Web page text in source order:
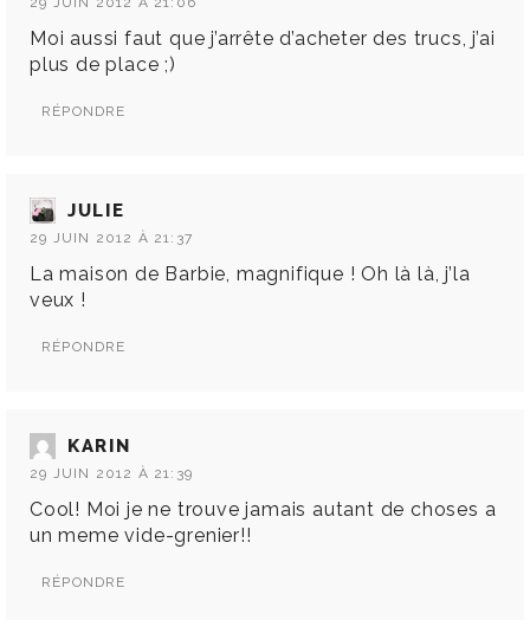
Moi aussi faut que j’arrête d’acheter des trucs, j’ai
plus de place ;)
RÉPONDRE
JULIE
29 JUIN 2012 À 21:37
La maison de Barbie, magnifique ! Oh là là, j’la
veux !
RÉPONDRE
KARIN
29 JUIN 2012 À 21:39
Cool! Moi je ne trouve jamais autant de choses a
un meme vide-grenier!!
RÉPONDRE